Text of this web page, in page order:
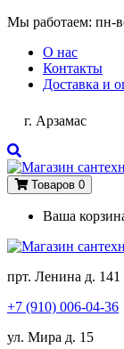
Мы работаем: пн-
О нас
Контакты
Доставка и
г. Арзамас
Товаров 0
Ваша
прт. Ленина д. 141
+7 (910) 006-04-36
ул. Мира д. 15